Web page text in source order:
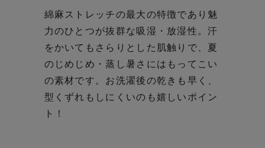
綿麻ストレッチの最大の特徴であり魅
力のひとつが抜群な吸湿・放湿性。汗
をかいてもさらりとした肌触りで、夏
のじめじめ・蒸し暑さにはもってこい
の素材です。お洗濯後の乾きも早く、
型くずれもしにくいのも嬉しいポイン
ト！